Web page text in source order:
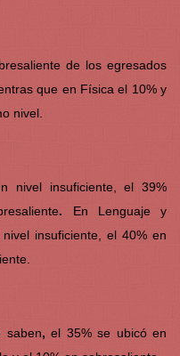
de los egresados
que en Física el 10% y
nivel.
nivel insuficiente, el 39%
. En Lenguaje y
insuficiente, el 40% en
saben,el 35% se ubicó en